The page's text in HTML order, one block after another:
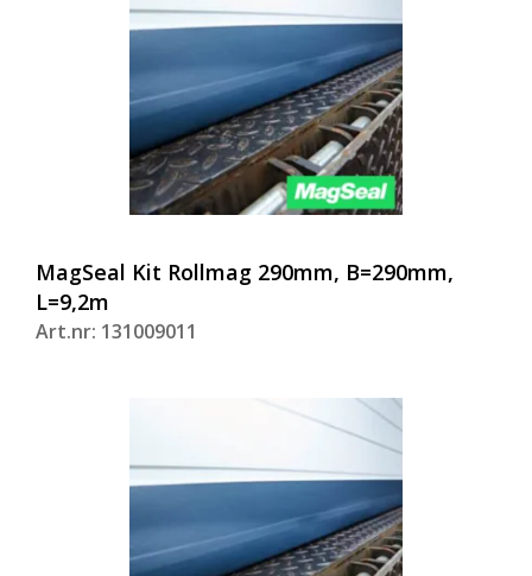
MagSeal Kit Rollmag 290mm, B=290mm,
L=9,2m
Art.nr: 131009011